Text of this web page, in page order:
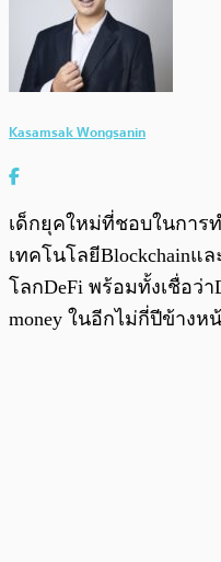
Kasamsak Wongsanin
เด็กยุคใหม่ที่ชอบในการ
เทคโนโลยีBlockchainแ
โลกDeFi พร้อมทั้งเชื่อว่
money ในอีกไม่กี่ปีข้างห